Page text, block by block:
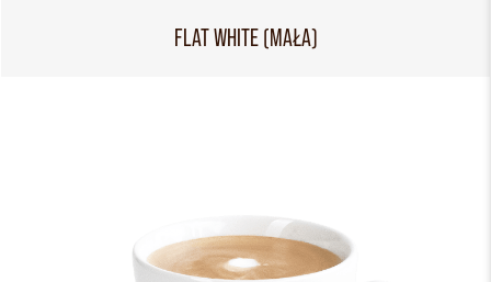
FLAT WHITE (MAŁA)